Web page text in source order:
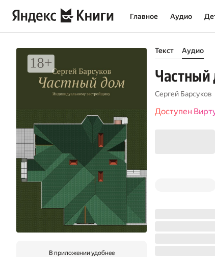
Главное Аудио
В приложении удобнее
Текст Аудио
Частный
Сергей Барсуков
Доступен